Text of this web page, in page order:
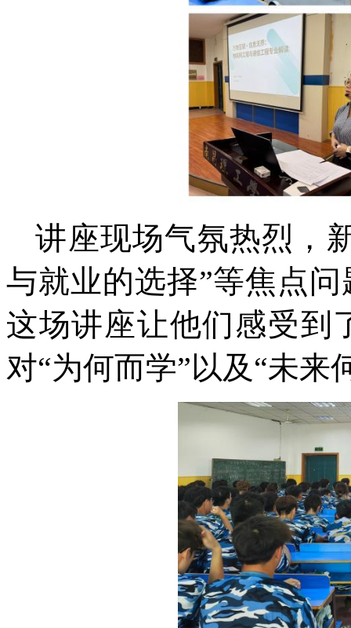
讲座现场气氛热烈，
与就业的选择”等焦点
这场讲座让他们感受到
对“为何而学”以及“未来